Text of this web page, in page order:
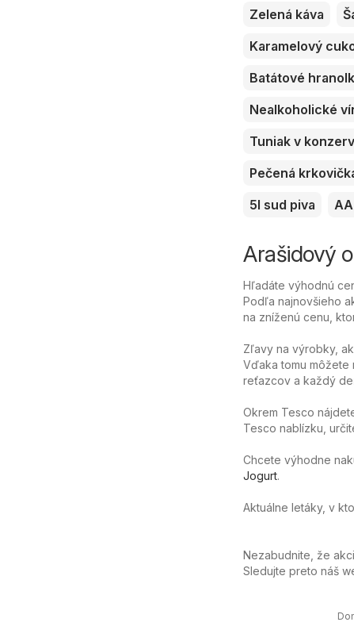
Zelená káva
Karamelový
Batátové
Nealkoholické
Tuniak v
Pečená
5l sud piva
Arašidový
Hľadáte výhodnú
Podľa najnovšieho
na zníženú cenu,
Zľavy na výrobky,
Vďaka tomu
reťazcov a každý
Okrem Tesco
Tesco nablízku,
Chcete výhodne
Jogurt.
Aktuálne letáky, v
Nezabudnite, že
Sledujte preto náš